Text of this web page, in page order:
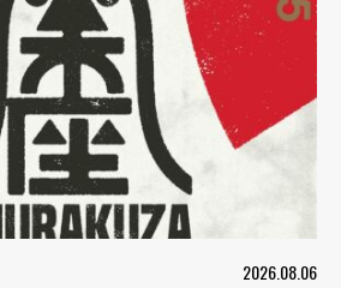
2026.08.06